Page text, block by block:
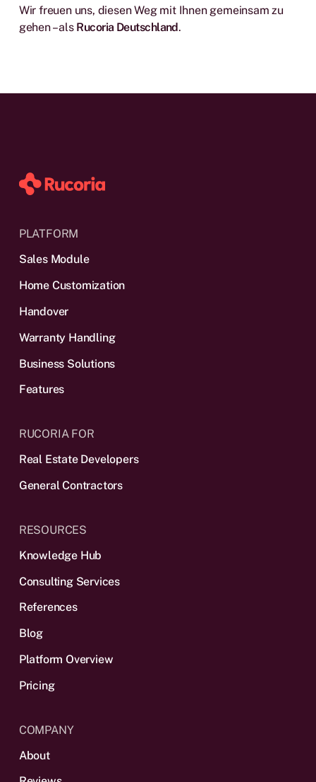
Wir freuen uns, diesen Weg mit Ihnen gemeinsam zu
gehen – als Rucoria Deutschland.
PLATFORM
Sales Module
Home Customization
Handover
Warranty Handling
Business Solutions
Features
RUCORIA FOR
Real Estate Developers
General Contractors
RESOURCES
Knowledge Hub
Consulting Services
References
Blog
Platform Overview
Pricing
COMPANY
About